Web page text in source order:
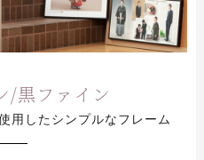
/黒ファイン
用したシンプルなフレーム